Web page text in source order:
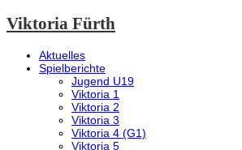
Viktoria Fürth
Aktuelles
Spielberichte
Jugend U19
Viktoria 1
Viktoria 2
Viktoria 3
Viktoria 4 (G1)
Viktoria 5